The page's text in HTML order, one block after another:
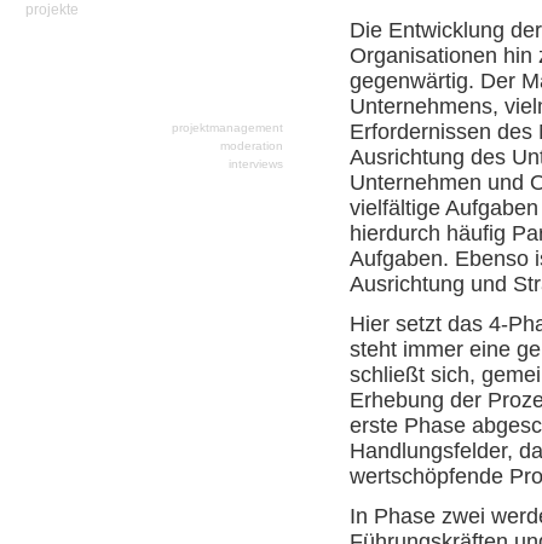
projekte
projektmanagement
moderation
interviews
Die Entwicklung
Organisationen hin
gegenwärtig. Der
Unternehmens,
Erfordernissen des
Ausrichtung des
Unternehmen und
vielfältige
hierdurch häufig
Aufgaben. Ebenso
Ausrichtung und
Hier setzt das 4-
steht immer eine
schließt sich,
Erhebung der
erste Phase
Handlungsfelder,
wertschöpfende
In Phase zwei